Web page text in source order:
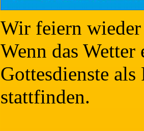
Wir feiern
Wenn das Wetter
Gottesdienste
stattfinden.